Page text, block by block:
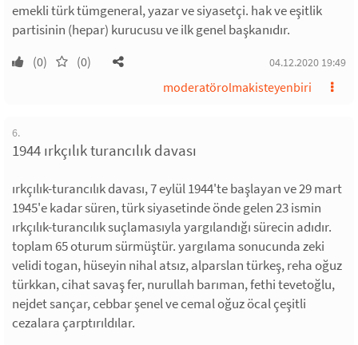
emekli türk tümgeneral, yazar ve siyasetçi. hak ve eşitlik
partisinin (hepar) kurucusu ve ilk genel başkanıdır.
(0) (0) 04.12.2020 19:49
moderatörolmakisteyenbiri
6.
1944 ırkçılık turancılık davası
ırkçılık-turancılık davası, 7 eylül 1944'te başlayan ve 29 mart
1945'e kadar süren, türk siyasetinde önde gelen 23 ismin
ırkçılık-turancılık suçlamasıyla yargılandığı sürecin adıdır.
toplam 65 oturum sürmüştür. yargılama sonucunda zeki
velidi togan, hüseyin nihal atsız, alparslan türkeş, reha oğuz
türkkan, cihat savaş fer, nurullah barıman, fethi tevetoğlu,
nejdet sançar, cebbar şenel ve cemal oğuz öcal çeşitli
cezalara çarptırıldılar.